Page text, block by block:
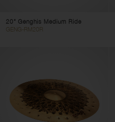
20" Genghis Medium Ride
GENG-RM20R